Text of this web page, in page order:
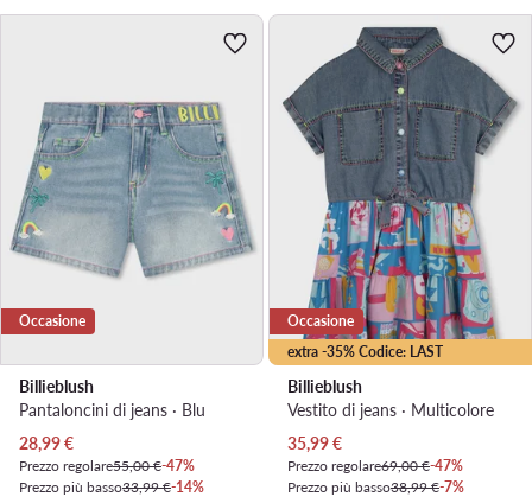
Occasione
Billieblush
Pantaloncini di jeans · Blu
Prezzo attuale
28,99€
Prezzo regolare55,00 €-47%
Prezzo più basso33,99 €-14%
extra -35% Codice: LAST
Occasione
Billieblush
Vestito di jeans · Multicolore
Prezzo attuale
35,99€
Prezzo regolare69,00 €-47%
Prezzo più basso38,99 €-7%